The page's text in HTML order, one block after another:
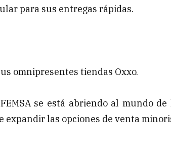
para sus entregas rápidas.
omnipresentes tiendas Oxxo.
se está abriendo al mundo de
expandir las opciones de venta